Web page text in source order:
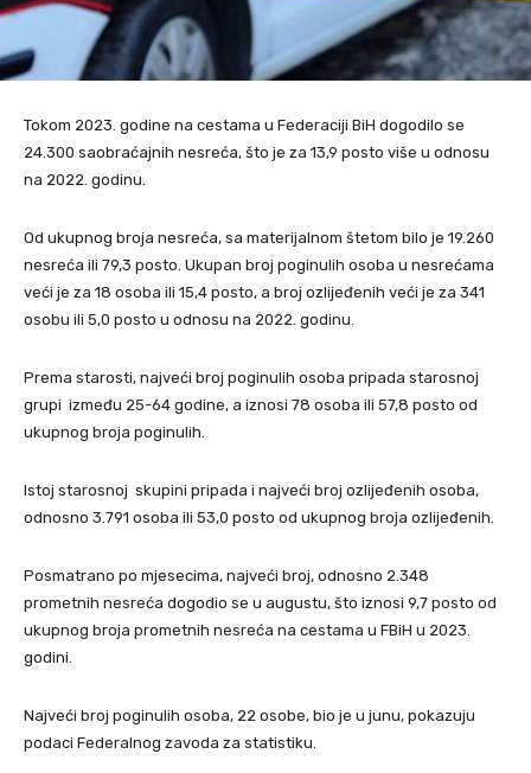
Tokom 2023. godine na cestama u Federaciji BiH dogodilo se
24.300 saobraćajnih nesreća, što je za 13,9 posto više u odnosu
na 2022. godinu.
Od ukupnog broja nesreća, sa materijalnom štetom bilo je 19.260
nesreća ili 79,3 posto. Ukupan broj poginulih osoba u nesrećama
veći je za 18 osoba ili 15,4 posto, a broj ozlijeđenih veći je za 341
osobu ili 5,0 posto u odnosu na 2022. godinu.
Prema starosti, najveći broj poginulih osoba pripada starosnoj
grupi između 25-64 godine, a iznosi 78 osoba ili 57,8 posto od
ukupnog broja poginulih.
Istoj starosnoj skupini pripada i najveći broj ozlijeđenih osoba,
odnosno 3.791 osoba ili 53,0 posto od ukupnog broja ozlijeđenih.
Posmatrano po mjesecima, najveći broj, odnosno 2.348
prometnih nesreća dogodio se u augustu, što iznosi 9,7 posto od
ukupnog broja prometnih nesreća na cestama u FBiH u 2023.
godini.
Najveći broj poginulih osoba, 22 osobe, bio je u junu, pokazuju
podaci Federalnog zavoda za statistiku.